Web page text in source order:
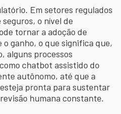
Em setores regulados
o nível de
tornar a adoção de
ganho, o que significa que,
alguns processos
chatbot assistido do
autônomo, até que a
pronta para sustentar
humana constante.